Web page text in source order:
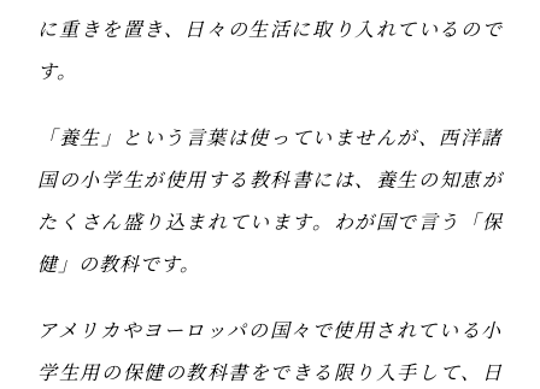
に重きを置き、日々の生活に取り入れているので
す。
「養生」という言葉は使っていませんが、西洋諸
国の小学生が使用する教科書には、養生の知恵が
たくさん盛り込まれています。わが国で言う「保
健」の教科です。
アメリカやヨーロッパの国々で使用されている小
学生用の保健の教科書をできる限り入手して、日